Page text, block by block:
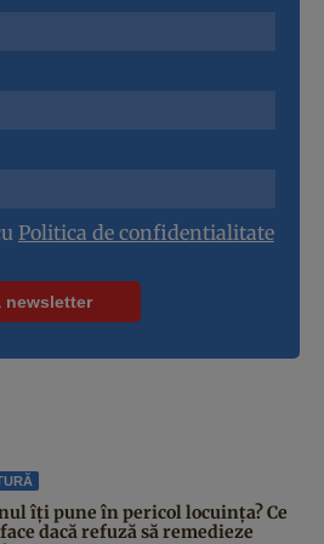
Politica de confidentialitate
îți pune în pericol locuința? Ce
dacă refuză să remedieze